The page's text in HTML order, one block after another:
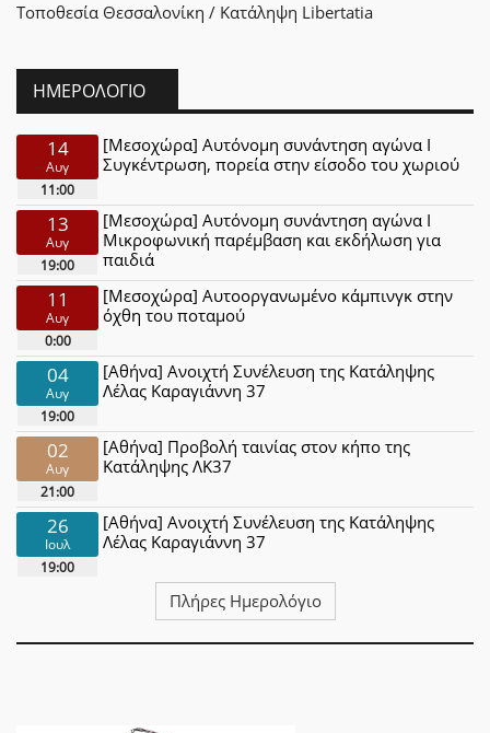
Τοποθεσία Θεσσαλονίκη / Κατάληψη Libertatia
ΗΜΕΡΟΛΌΓΙΟ
14
Αυγ
11:00
[Μεσοχώρα] Αυτόνομη συνάντηση αγώνα Ι
Συγκέντρωση, πορεία στην είσοδο του χωριού
13
Αυγ
19:00
[Μεσοχώρα] Αυτόνομη συνάντηση αγώνα Ι
Μικροφωνική παρέμβαση και εκδήλωση για
παιδιά
11
Αυγ
0:00
[Μεσοχώρα] Αυτοοργανωμένο κάμπινγκ στην
όχθη του ποταμού
04
Αυγ
19:00
[Αθήνα] Ανοιχτή Συνέλευση της Κατάληψης
Λέλας Καραγιάννη 37
02
Αυγ
21:00
[Αθήνα] Προβολή ταινίας στον κήπο της
Κατάληψης ΛΚ37
26
Ιουλ
19:00
[Αθήνα] Ανοιχτή Συνέλευση της Κατάληψης
Λέλας Καραγιάννη 37
Πλήρες Ημερολόγιο